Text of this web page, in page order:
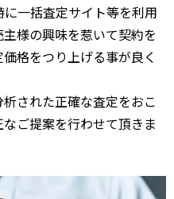
一括査定サイト等を利用
様の興味を惹いて契約を
格をつり上げる事が良く
された正確な査定をおこ
ご提案を行わせて頂きま